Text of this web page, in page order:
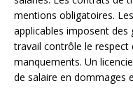
mentions obligatoires. Les
applicables imposent des
travail contrôle le respect
manquements. Un
de salaire en dommages